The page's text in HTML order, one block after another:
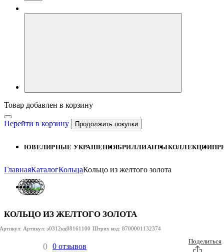
Товар добавлен в корзину
Перейти в корзину Продолжить покупки
ЮВЕЛИРНЫЕ УКРАШЕНИЯБРИЛЛИАНТЫКОЛЛЕКЦИИ
ГлавнаяКаталогКольцаКольцо из желтого золота
КОЛЬЦО ИЗ ЖЕЛТОГО ЗОЛОТА
Артикул: Артикул: э0312кц08161100 Штрих код: 8700001132374
0 0 отзывов
Поделиться